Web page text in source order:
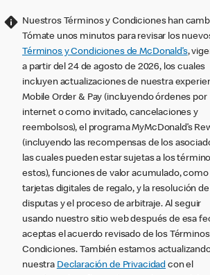
Nuestros Términos y Condiciones han
Tómate unos minutos para revisar los
Términos y Condiciones de McDonald’s,
a partir del 24 de agosto de 2026, los cuales
incluyen actualizaciones de nuestra
Mobile Order & Pay (incluyendo órdenes por
internet o como invitado, cancelaciones y
reembolsos), el programa MyMcDonald’s
(incluyendo las recompensas de los
las cuales pueden estar sujetas a los
estos), funciones de valor acumulado, como
tarjetas digitales de regalo, y la resolución de
disputas y el proceso de arbitraje. Al seguir
usando nuestro sitio web después de esa
aceptas el acuerdo revisado de los
Condiciones. También estamos
nuestra Declaración de Privacidad con el